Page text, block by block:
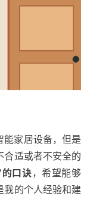
能家居设备，但是
合适或者不安全的
口诀，希望能够
我的个人经验和建